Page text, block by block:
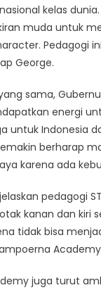
kelas
muda untuk
Pedagogi
George.
sama,
energi
untuk Indonesia
berharap
karena ada
pedagogi
kanan dan kiri
tidak bisa
juga turut